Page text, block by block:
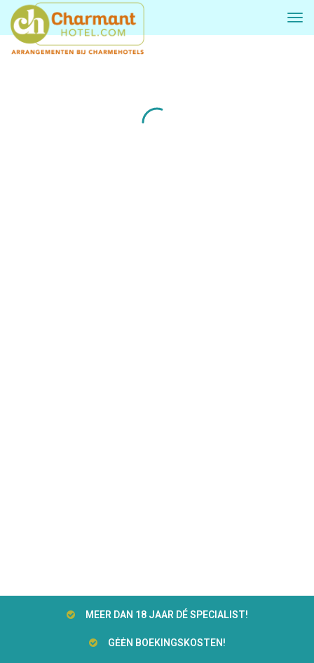
MEER DAN 18 JAAR DÉ SPECIALIST!
GĖĖN BOEKINGSKOSTEN!